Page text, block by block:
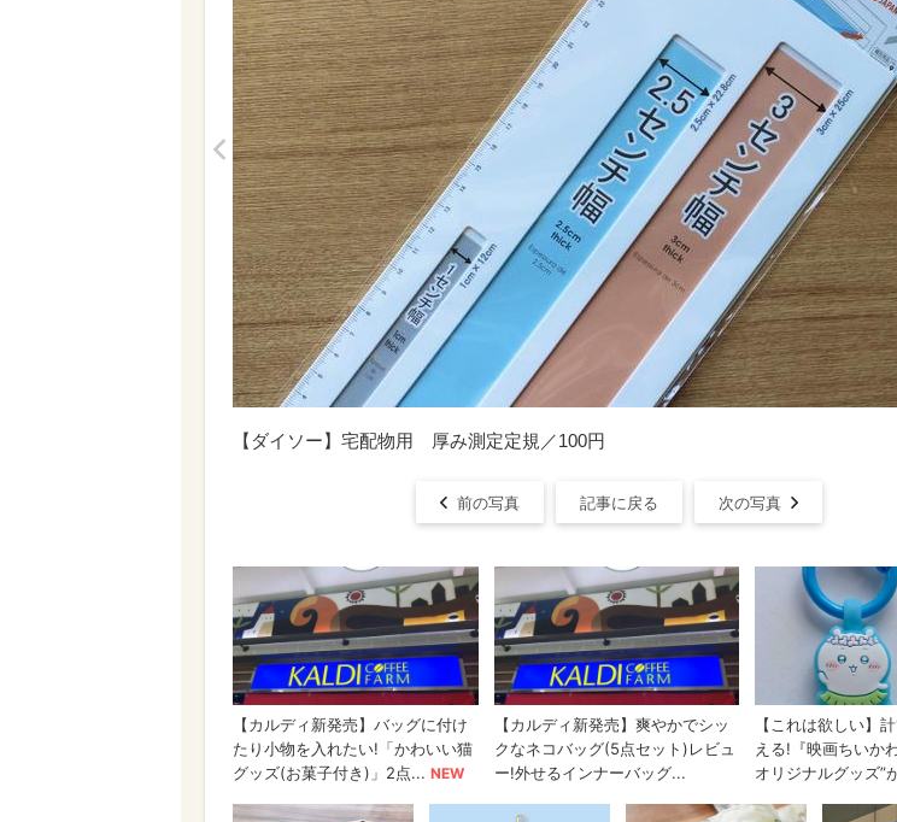
【ダイソー】宅配物用 厚み測定定規／100円
前の写真 記事に戻る 次の写真